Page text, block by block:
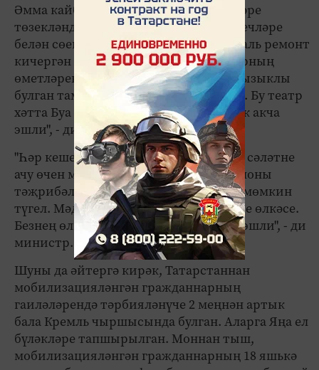
Әмма кайбер мәдәният учреждениеләре
төзекләндерүдән соң да уңай күрсәткечләре
белән сөендерми икән. Әйтик, капиталь ремонт
кичергән Түбән Кама театры министрның
өметләрен акламаган. "Тамашачыга кызыклы
булган тамаша тәкъдим итәргә кирәк. Бу театр
хәтта Буа театрына караганда да азрак акча
эшли", - ди Ирада Әюпова.
"Һәр кеше - сәләтле. Безнең бурыч - ул сәләтне
ачу өчен мөмкинлек булдыру. Ләкин моны
тәҗрибәле остазлардан башка эшләү мөмкин
түгел. Мәдәният - иң сәләтле кешеләре өлкәсе.
Безнең өлкәдә 22 меңнән артык кеше эшли", - ди
министр.
Шуны да әйтергә кирәк, Татарстаннан
мобилизацияләнгән гражданнарның
гаиләләрендә тәрбияләнүче 2 меңнән артык
бала Кремль чыршысында булган. Аларга Яңа ел
бүләкләре тапшырылган. Моннан тыш,
мобилизацияләнгән гражданнарның 18 яшькә